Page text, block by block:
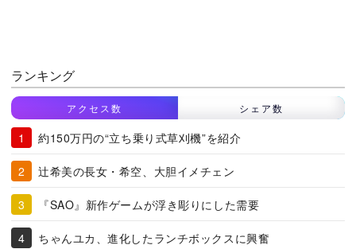
ランキング
アクセス数 シェア数
約150万円の“立ち乗り式草刈機”を紹介
辻希美の長女・希空、大胆イメチェン
『SAO』新作ゲームが浮き彫りにした需要
ちゃんユカ、進化したランチボックスに興奮